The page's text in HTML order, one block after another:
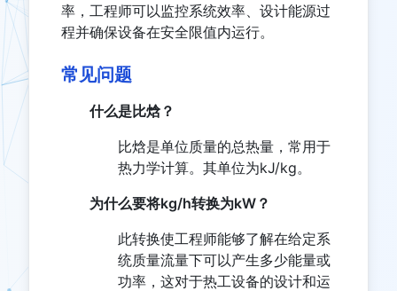
率，工程师可以监控系统效率、设计能源过
程并确保设备在安全限值内运行。
常见问题
什么是比焓？
比焓是单位质量的总热量，常用于
热力学计算。其单位为kJ/kg。
为什么要将kg/h转换为kW？
此转换使工程师能够了解在给定系
统质量流量下可以产生多少能量或
功率，这对于热工设备的设计和运